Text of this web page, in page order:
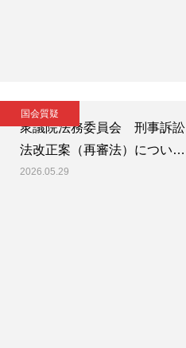
国会質疑
衆議院法務委員会 刑事訴訟
法改正案（再審法）につい…
2026.05.29